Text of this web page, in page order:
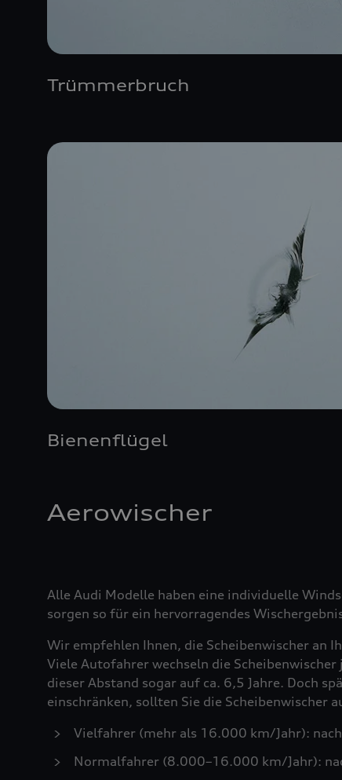
Trümmerbruch
Bienenflügel
Aerowischer
Alle Audi Modelle haben eine individuelle
sorgen so für ein hervorragendes
Wir empfehlen Ihnen, die Scheibenwischer an
Viele Autofahrer wechseln die
dieser Abstand sogar auf ca. 6,5 Jahre. Doch
einschränken, sollten Sie die Scheibenwischer
Vielfahrer (mehr als 16.000 km/Jahr):
Normalfahrer (8.000–16.000 km/Jahr):